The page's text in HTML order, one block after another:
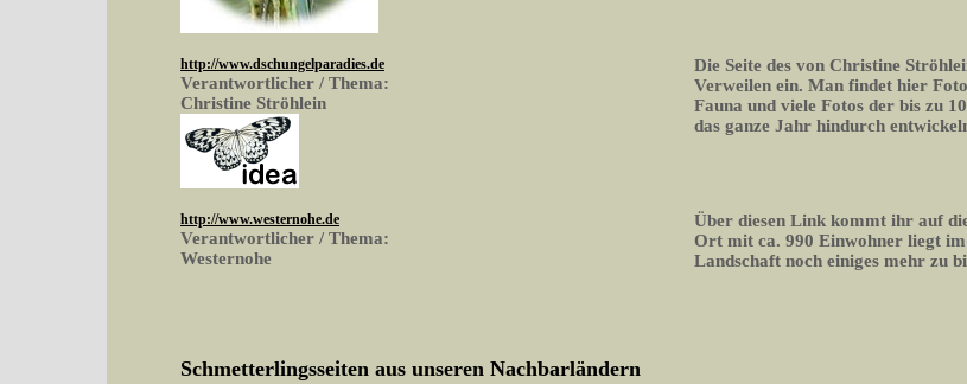
http://www.dschungelparadies.de
Verantwortlicher / Thema:
Christine Ströhlein
Die Seite des von Christine
Verweilen ein. Man findet hier
Fauna und viele Fotos der bis zu
das ganze Jahr hindurch
http://www.westernohe.de
Verantwortlicher / Thema:
Westernohe
Über diesen Link kommt ihr auf
Ort mit ca. 990 Einwohner liegt im
Landschaft noch einiges mehr zu
Schmetterlingsseiten aus unseren Nachbarländern